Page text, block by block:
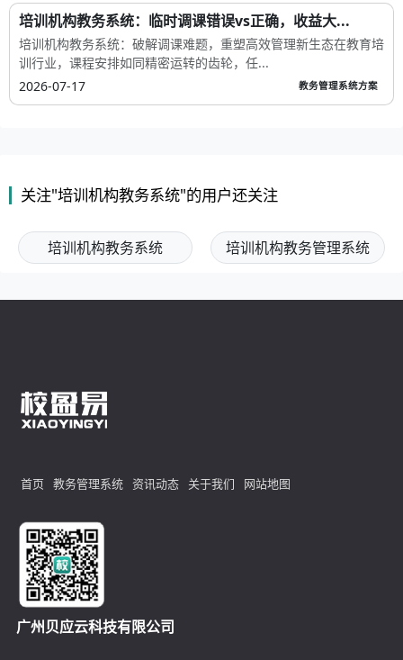
培训机构教务系统：临时调课错误vs正确，收益大...
培训机构教务系统：破解调课难题，重塑高效管理新生态在教育培
训行业，课程安排如同精密运转的齿轮，任...
2026-07-17
教务管理系统方案
关注"培训机构教务系统"的用户还关注
培训机构教务系统 培训机构教务管理系统
首页 教务管理系统 资讯动态 关于我们 网站地图
广州贝应云科技有限公司